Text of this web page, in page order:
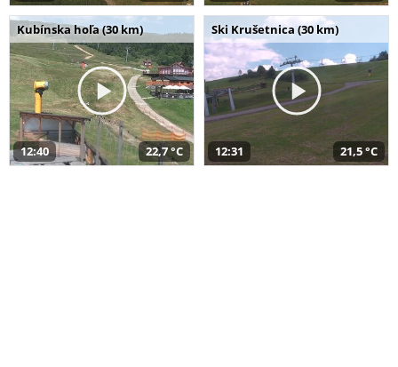
Kubínska hoľa (30 km)
12:40 22,7 °C
Ski Krušetnica (30 km)
12:31 21,5 °C